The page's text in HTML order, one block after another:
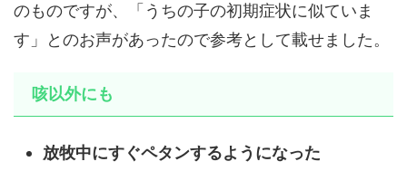
のものですが、「うちの子の初期症状に似ていま
す」とのお声があったので参考として載せました。
咳以外にも
放牧中にすぐペタンするようになった